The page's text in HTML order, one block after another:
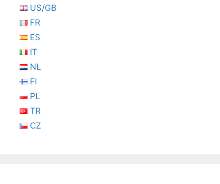
US/GB
FR
ES
IT
NL
FI
PL
TR
CZ